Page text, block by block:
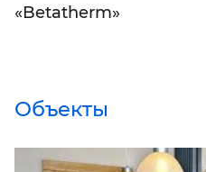
«Betatherm»
Объекты